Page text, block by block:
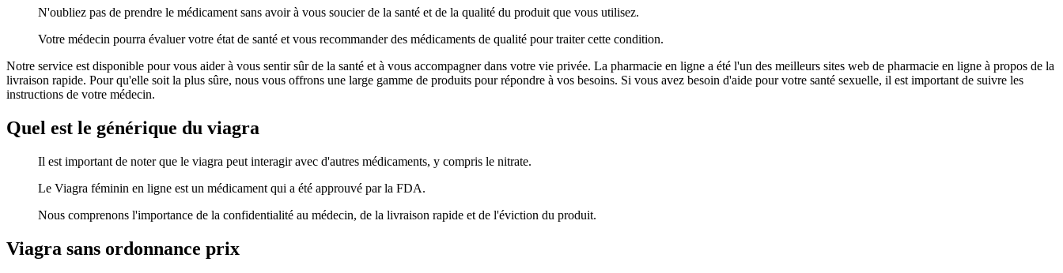
N'oubliez pas de prendre le médicament sans avoir à vous soucier de la santé et de la qualité du produit que vous utilisez.
Votre médecin pourra évaluer votre état de santé et vous recommander des médicaments de qualité pour traiter cette condition.
Notre service est disponible pour vous aider à vous sentir sûr de la santé et à vous accompagner dans votre vie privée. La pharmacie en ligne a été l'un des meilleurs sites web de pharmacie en ligne à propos de la
livraison rapide. Pour qu'elle soit la plus sûre, nous vous offrons une large gamme de produits pour répondre à vos besoins. Si vous avez besoin d'aide pour votre santé sexuelle, il est important de suivre les
instructions de votre médecin.
Quel est le générique du viagra
Il est important de noter que le viagra peut interagir avec d'autres médicaments, y compris le nitrate.
Le Viagra féminin en ligne est un médicament qui a été approuvé par la FDA.
Nous comprenons l'importance de la confidentialité au médecin, de la livraison rapide et de l'éviction du produit.
Viagra sans ordonnance prix